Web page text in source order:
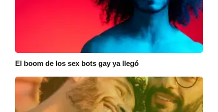
El boom de los sex bots gay ya llegó